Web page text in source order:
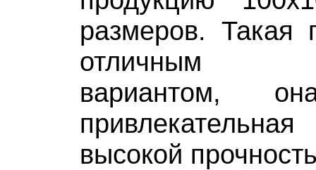
размеров. Такая
отличным
вариантом,
высокой